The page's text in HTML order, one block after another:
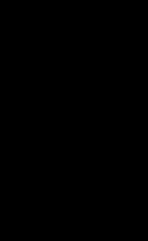
る、キャ
ト・
話。毎週